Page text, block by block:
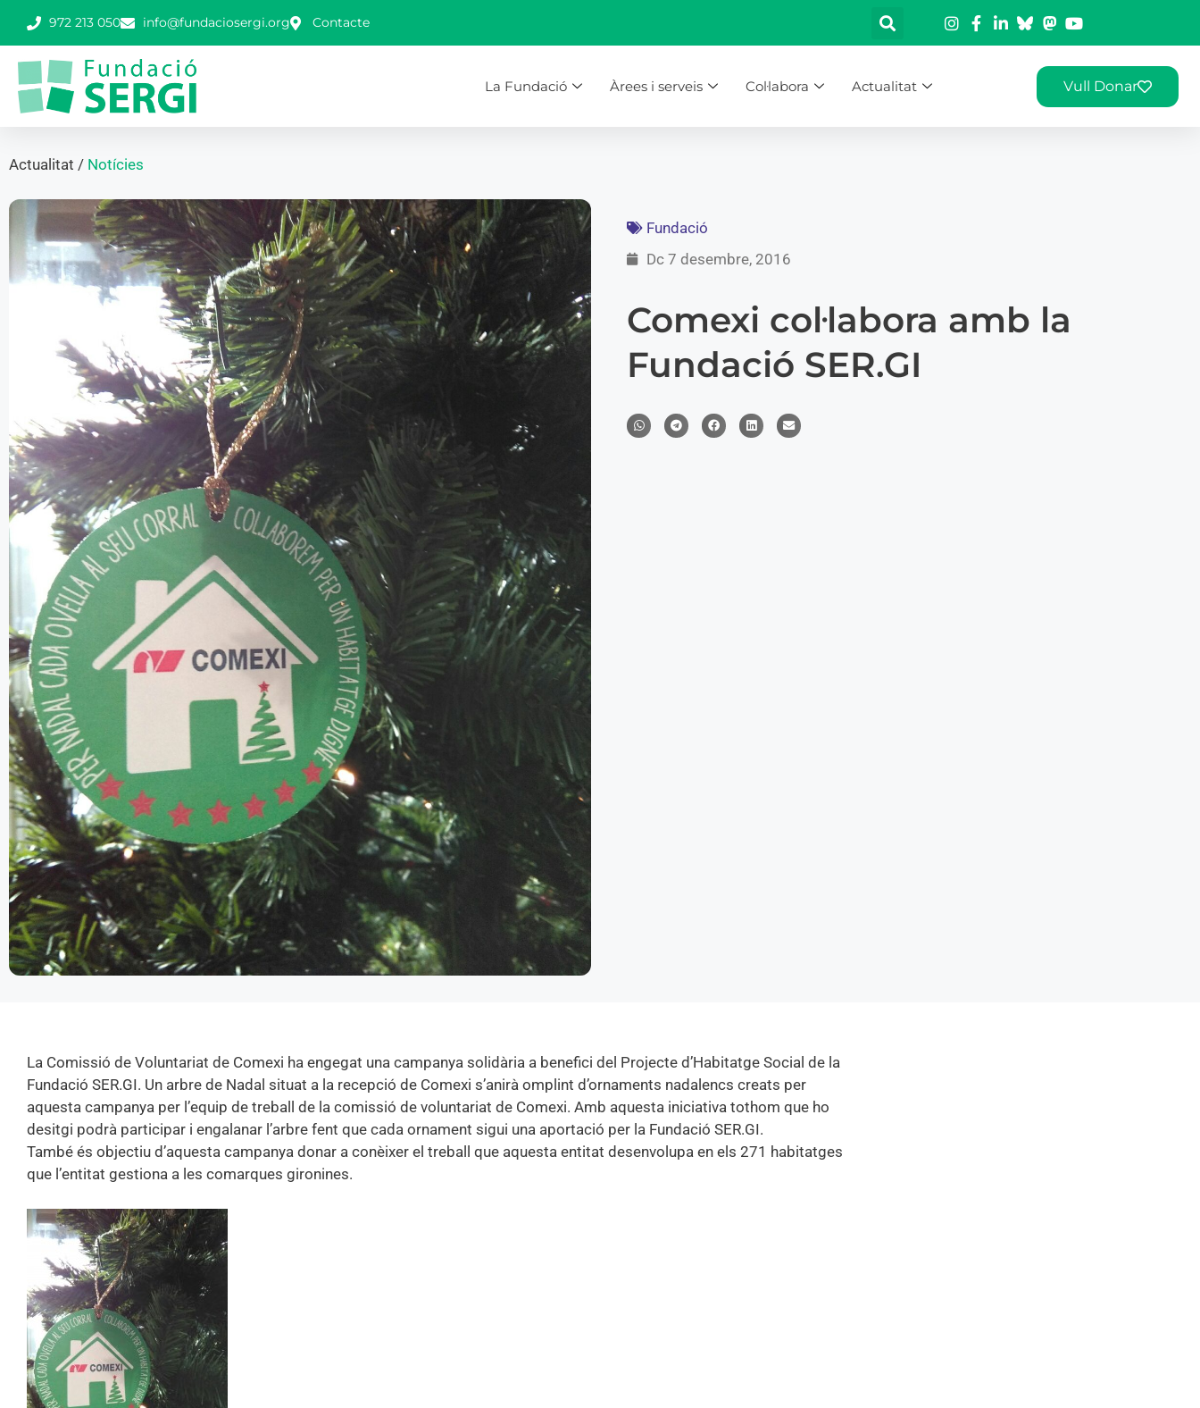
972 213 050 info@fundaciosergi.org Contacte
La Fundació Àrees i serveis Col·labora Actualitat Vull Donar
Actualitat / Notícies
Fundació
Dc 7 desembre, 2016
Comexi col·labora amb la
Fundació SER.GI
La Comissió de Voluntariat de Comexi ha engegat una campanya solidària a benefici del Projecte d’Habitatge Social de la
Fundació SER.GI. Un arbre de Nadal situat a la recepció de Comexi s’anirà omplint d’ornaments nadalencs creats per
aquesta campanya per l’equip de treball de la comissió de voluntariat de Comexi. Amb aquesta iniciativa tothom que ho
desitgi podrà participar i engalanar l’arbre fent que cada ornament sigui una aportació per la Fundació SER.GI.
També és objectiu d’aquesta campanya donar a conèixer el treball que aquesta entitat desenvolupa en els 271 habitatges
que l’entitat gestiona a les comarques gironines.